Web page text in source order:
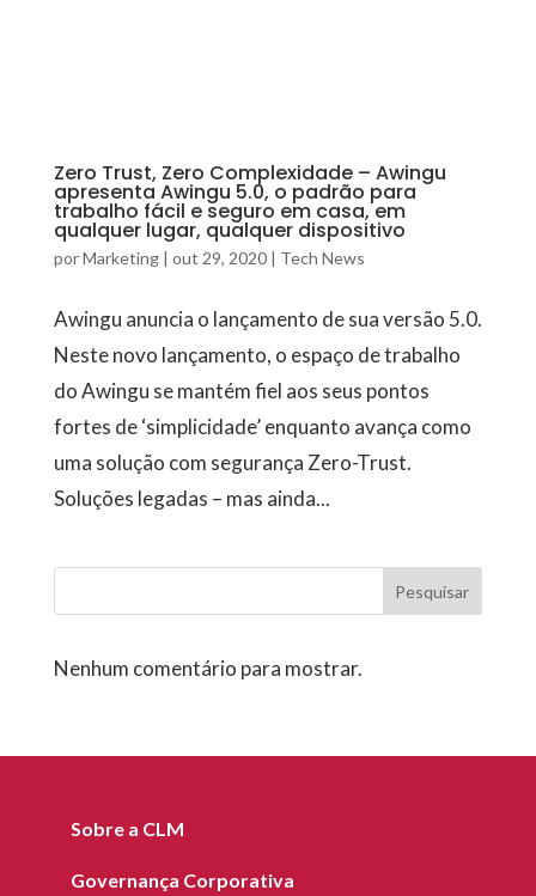
Zero Trust, Zero Complexidade – Awingu
apresenta Awingu 5.0, o padrão para
trabalho fácil e seguro em casa, em
qualquer lugar, qualquer dispositivo
porMarketing| out 29, 2020| Tech News
Awingu anuncia o lançamento de sua versão 5.0.
Neste novo lançamento, o espaço de trabalho
do Awingu se mantém fiel aos seus pontos
fortes de ‘simplicidade’ enquanto avança como
uma solução com segurança Zero-Trust.
Soluções legadas – mas ainda...
Pesquisar
Nenhum comentário para mostrar.
Sobre a CLM
Governança Corporativa